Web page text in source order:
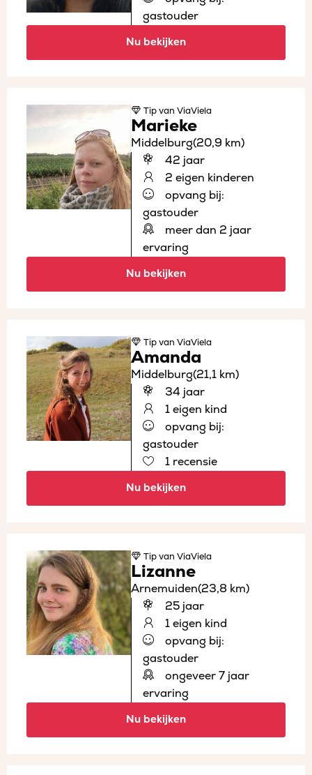
gastouder
Nu bekijken
Tipvan ViaViela
Marieke
Middelburg(20,9 km)
42 jaar
2 eigen kinderen
opvang bij:
gastouder
meer dan 2 jaar
ervaring
Nu bekijken
Tipvan ViaViela
Amanda
Middelburg(21,1 km)
34 jaar
1 eigen kind
opvang bij:
gastouder
1 recensie
Nu bekijken
Tipvan ViaViela
Lizanne
Arnemuiden(23,8 km)
25 jaar
1 eigen kind
opvang bij:
gastouder
ongeveer 7 jaar
ervaring
Nu bekijken